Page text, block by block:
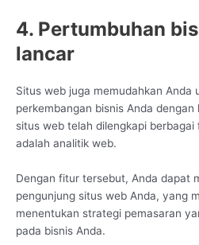
4. Pertumbuhan
lancar
Situs web juga memudahkan Anda
perkembangan bisnis Anda
situs web telah dilengkapi
adalah analitik web.
Dengan fitur tersebut, Anda dapat
pengunjung situs web Anda, yang
menentukan strategi pemasaran
pada bisnis Anda.